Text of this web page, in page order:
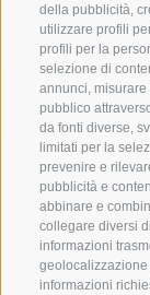
della pubblicità,
utilizzare profili
profili per la
selezione di
annunci, misurare
pubblico
da fonti diverse,
limitati per la
prevenire e
pubblicità e
abbinare e
collegare diversi
informazioni
informazioni
Credits |